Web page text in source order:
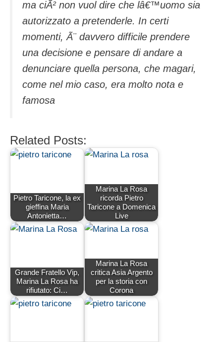
ma ciÃ² non vuol dire che lâ€™uomo sia
autorizzato a pretenderle. In certi
momenti, Ã¨ davvero difficile prendere
una decisione e pensare di andare a
denunciare quella persona, che magari,
come nel mio caso, era molto nota e
famosa
Related Posts:
Pietro Taricone, la ex
gieffina Maria
Antonietta…
Marina La Rosa
ricorda Pietro
Taricone a Domenica
Live
Grande Fratello Vip,
Marina La Rosa ha
rifiutato: Ci…
Marina La Rosa
critica Asia Argento
per la storia con
Corona